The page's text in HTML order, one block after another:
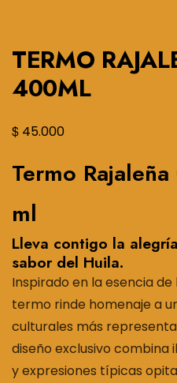
TERMO
400ML
$ 45.000
Termo
ml
Lleva contigo la
sabor del Huila.
Inspirado en la esencia de
termo rinde homenaje a
culturales más
diseño exclusivo combina
y expresiones típicas